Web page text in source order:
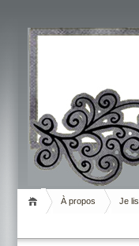
Livrement
À propos Je lis